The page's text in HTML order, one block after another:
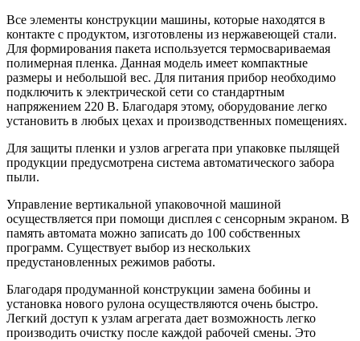
Все элементы конструкции машины, которые находятся в
контакте с продуктом, изготовлены из нержавеющей стали.
Для формирования пакета используется термосвариваемая
полимерная пленка. Данная модель имеет компактные
размеры и небольшой вес. Для питания прибор необходимо
подключить к электрической сети со стандартным
напряжением 220 В. Благодаря этому, оборудование легко
установить в любых цехах и производственных помещениях.
Для защиты пленки и узлов агрегата при упаковке пылящей
продукции предусмотрена система автоматического забора
пыли.
Управление вертикальной упаковочной машиной
осуществляется при помощи дисплея с сенсорным экраном. В
память автомата можно записать до 100 собственных
программ. Существует выбор из нескольких
предустановленных режимов работы.
Благодаря продуманной конструкции замена бобины и
установка нового рулона осуществляются очень быстро.
Легкий доступ к узлам агрегата дает возможность легко
производить очистку после каждой рабочей смены. Это